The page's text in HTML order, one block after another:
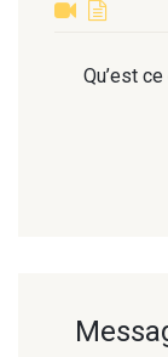
Qu’est